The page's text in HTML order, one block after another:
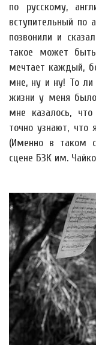
по русскому,
вступительный по
позвонили и
такое может
мечтает каждый,
мне, ну и ну! То ли
жизни у меня было
мне казалось,
точно узнают,
(Именно в таком
сцене БЗК им.